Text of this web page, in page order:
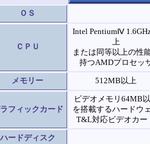
ＯＳ
ＣＰＵ
Intel PentiumⅣ
上
または同等以上の性
持つAMDプロセッ
メモリー 512MB以上
フィックカード
ビデオメモリ64MB
を搭載するハードウ
T&L対応ビデオカー
ハードディスク